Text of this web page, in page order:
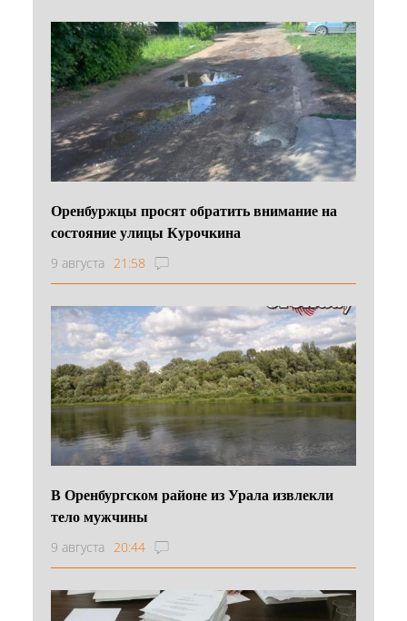
Оренбуржцы просят обратить внимание на
состояние улицы Курочкина
9 августа 21:58
В Оренбургском районе из Урала извлекли
тело мужчины
9 августа 20:44